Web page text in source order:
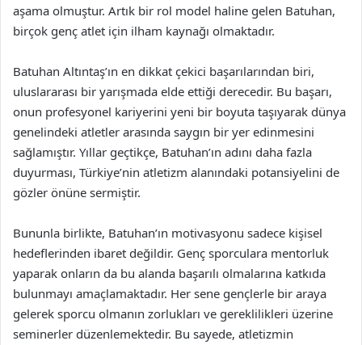
aşama olmuştur. Artık bir rol model haline gelen Batuhan,
birçok genç atlet için ilham kaynağı olmaktadır.
Batuhan Altıntaş’ın en dikkat çekici başarılarından biri,
uluslararası bir yarışmada elde ettiği derecedir. Bu başarı,
onun profesyonel kariyerini yeni bir boyuta taşıyarak dünya
genelindeki atletler arasında saygın bir yer edinmesini
sağlamıştır. Yıllar geçtikçe, Batuhan’ın adını daha fazla
duyurması, Türkiye’nin atletizm alanındaki potansiyelini de
gözler önüne sermiştir.
Bununla birlikte, Batuhan’ın motivasyonu sadece kişisel
hedeflerinden ibaret değildir. Genç sporculara mentorluk
yaparak onların da bu alanda başarılı olmalarına katkıda
bulunmayı amaçlamaktadır. Her sene gençlerle bir araya
gelerek sporcu olmanın zorlukları ve gereklilikleri üzerine
seminerler düzenlemektedir. Bu sayede, atletizmin